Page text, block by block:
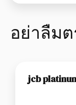
อย่าลืม
jcb